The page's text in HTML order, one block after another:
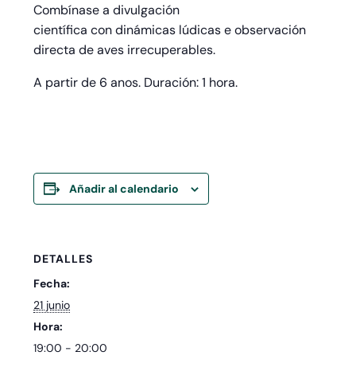
Combínase a divulgación
científica con dinámicas lúdicas e observación
directa de aves irrecuperables.
A partir de 6 anos. Duración: 1 hora.
Añadir al calendario
DETALLES
Fecha:
21 junio
Hora:
19:00 - 20:00